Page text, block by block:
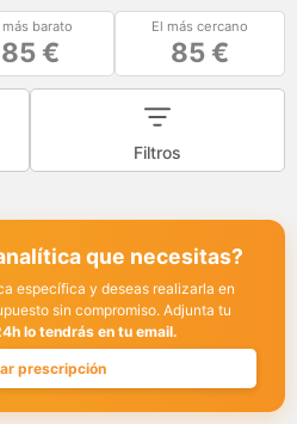
más barato
85 €
El más cercano
85 €
Filtros
que necesitas?
específica y deseas realizarla en
sin compromiso. Adjunta tu
lo tendrás en tu email.
prescripción